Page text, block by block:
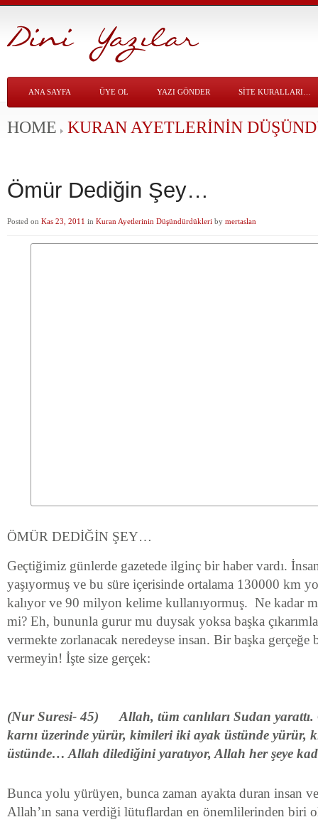
ANA SAYFA ÜYE OL YAZI GÖNDER SITE KURALLARI…
HOME KURAN AYETLERININ
Ömür Dediğin Şey…
Posted on Kas 23, 2011 in Kuran Ayetlerinin Düşündürdükleri by mertaslan
ÖMÜR DEDİĞİN ŞEY…
Geçtiğimiz günlerde gazetede ilginç bir haber vardı.
yaşıyormuş ve bu süre içerisinde ortalama 130000 km
kalıyor ve 90 milyon kelime kullanıyormuş. Ne kadar
mi? Eh, bununla gurur mu duysak yoksa başka
vermekte zorlanacak neredeyse insan. Bir başka gerçeğe
vermeyin! İşte size gerçek:
(Nur Suresi- 45) Allah, tüm canlıları Sudan yarattı.
karnı üzerinde yürür, kimileri iki ayak üstünde yürür,
üstünde… Allah dilediğini yaratıyor, Allah herşeye
Bunca yolu yürüyen, bunca zaman ayakta duran insan
Allah’ın sana verdiği lütuflardan en önemlilerinden biri